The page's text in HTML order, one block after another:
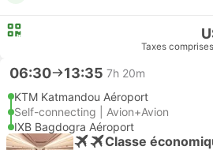
Taxes comprises
06:30 13:35 7h 20m
KTM Katmandou Aéroport
Self-connecting | Avion+Avion
IXB Bagdogra Aéroport
Classe